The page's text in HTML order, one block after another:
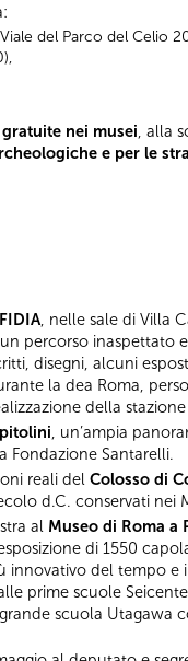
Viale del Parco del Celio
nei musei, alla
e per le
FIDIA, nelle sale di Villa
percorso inaspettato
disegni, alcuni
la dea Roma,
della
, un’ampia
Fondazione Santarelli.
reali del Colosso di
d.C. conservati nei
al Museo di Roma a
di 1550
del tempo
prime scuole
scuola Utagawa